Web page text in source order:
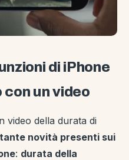
di iPhone
con un video
video della durata di
tante novità presenti sui
: durata della